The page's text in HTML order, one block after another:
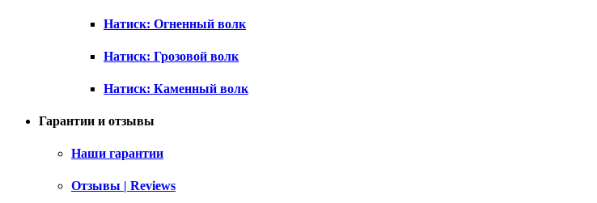
Натиск: Огненный волк
Натиск: Грозовой волк
Натиск: Каменный волк
Гарантии и отзывы
Наши гарантии
Отзывы | Reviews